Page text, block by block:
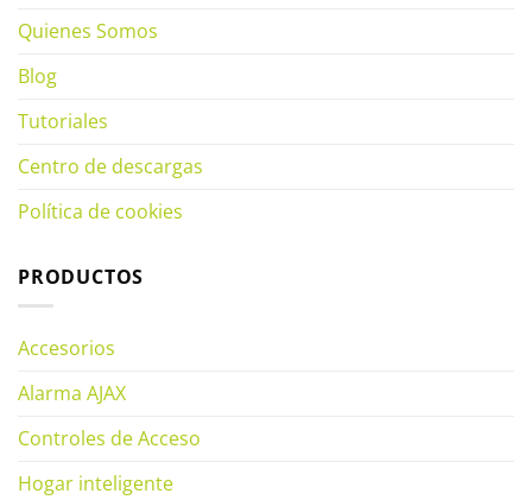
Quienes Somos
Blog
Tutoriales
Centro de descargas
Política de cookies
PRODUCTOS
Accesorios
Alarma AJAX
Controles de Acceso
Hogar inteligente